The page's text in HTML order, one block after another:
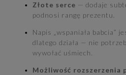
Złote serce — dodaje
podnosi rangę prezentu.
Napis „wspaniała babcia”
dlatego działa — nie
wywołać uśmiech.
Możliwość rozszerzenia